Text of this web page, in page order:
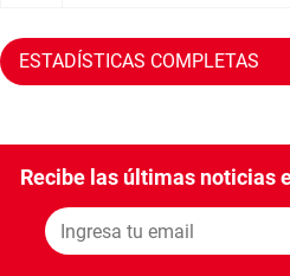
ESTADÍSTICAS COMPLETAS
Recibe las últimas noticias